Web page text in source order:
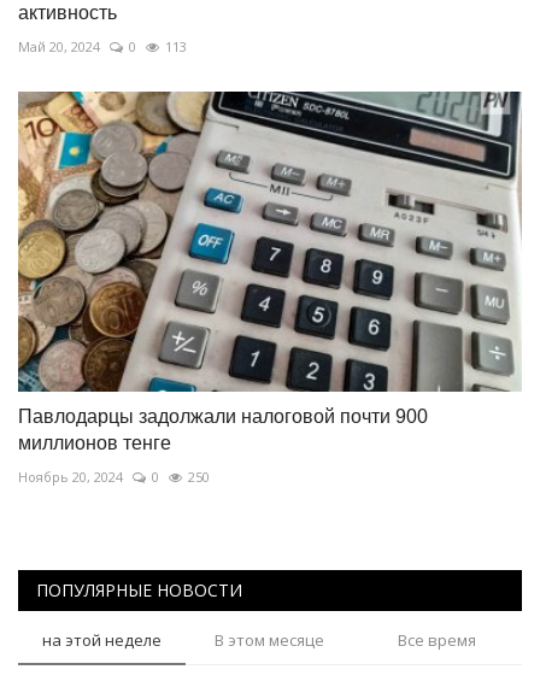
активность
Май 20, 2024 0 113
Павлодарцы задолжали налоговой почти 900
миллионов тенге
Ноябрь 20, 2024 0 250
ПОПУЛЯРНЫЕ НОВОСТИ
на этой неделе В этом месяце Все время